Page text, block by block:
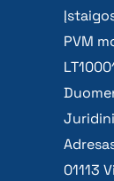
PVM
01113